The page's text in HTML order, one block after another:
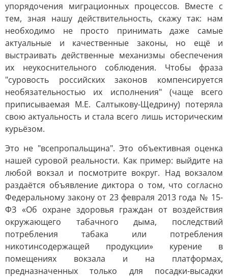
упорядочения миграционных процессов. Вместе с
тем, зная нашу действительность, скажу так: нам
необходимо не просто принимать даже самые
актуальные и качественные законы, но ещё и
выстраивать действенные механизмы обеспечения
их неукоснительного соблюдения. Чтобы фраза
"суровость российских законов компенсируется
необязательностью их исполнения" (чаще всего
приписываемая М.Е. Салтыкову-Щедрину) потеряла
свою актуальность и стала всего лишь историческим
курьёзом.
Это не "всепропальщина". Это объективная оценка
нашей суровой реальности. Как пример: выйдите на
любой вокзал и посмотрите вокруг. Над вокзалом
раздаётся объявление диктора о том, что согласно
Федеральному закону от 23 февраля 2013 года № 15-
ФЗ «Об охране здоровья граждан от воздействия
окружающего табачного дыма, последствий
потребления табака или потребления
никотинсодержащей продукции» курение в
помещениях вокзала и на платформах,
предназначенных только для посадки-высадки